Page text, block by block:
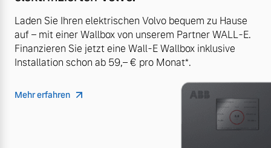
Laden Sie Ihren elektrischen Volvo bequem zu Hause
auf – mit einer Wallbox von unserem Partner WALL-E.
Finanzieren Sie jetzt eine Wall-E Wallbox inklusive
Installation schon ab 59,– € pro Monat*.
Mehr erfahren